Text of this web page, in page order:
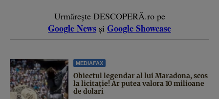
Urmărește DESCOPERĂ.ro pe
Google News și Google Showcase
MEDIAFAX
Obiectul legendar al lui Maradona, scos
la licitație! Ar putea valora 10 milioane
de dolari